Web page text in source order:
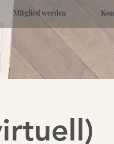
Mitglied werden